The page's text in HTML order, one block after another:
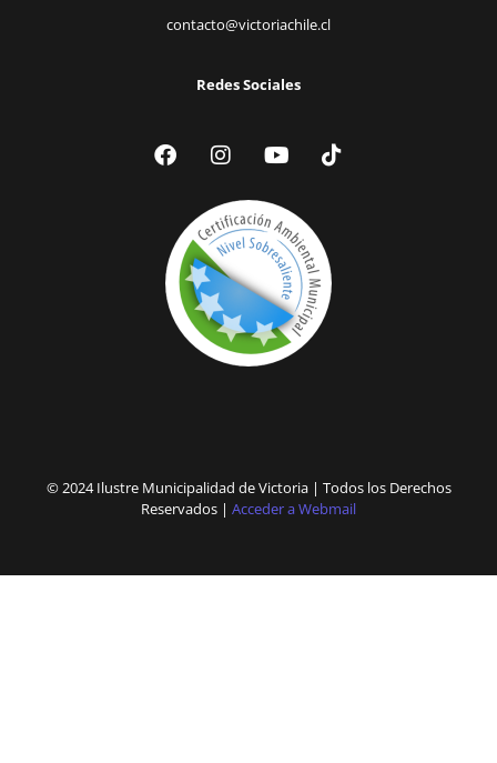
contacto@victoriachile.cl
Redes Sociales
© 2024 Ilustre Municipalidad de Victoria | Todos los Derechos
Reservados | Acceder a Webmail